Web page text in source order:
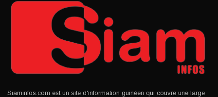
Siaminfos.com est un site d'information guinéen qui couvre une large